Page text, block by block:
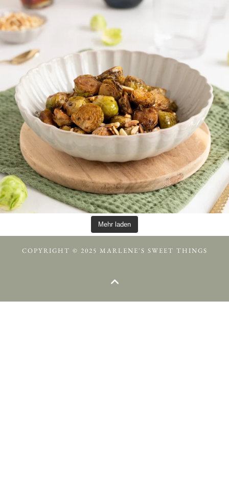
Mehr laden
COPYRIGHT © 2025 MARLENE'S SWEET THINGS